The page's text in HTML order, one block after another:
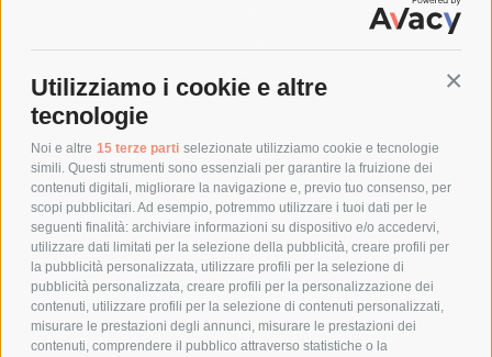
Utilizziamo i cookie e altre
tecnologie
Noi e altre 15 terze parti selezionate utilizziamo cookie e tecnologie
simili. Questi strumenti sono essenziali per garantire la fruizione dei
contenuti digitali, migliorare la navigazione e, previo tuo consenso, per
scopi pubblicitari. Ad esempio, potremmo utilizzare i tuoi dati per le
seguenti finalità: archiviare informazioni su dispositivo e/o accedervi,
utilizzare dati limitati per la selezione della pubblicità, creare profili per
la pubblicità personalizzata, utilizzare profili per la selezione di
pubblicità personalizzata, creare profili per la personalizzazione dei
contenuti, utilizzare profili per la selezione di contenuti personalizzati,
misurare le prestazioni degli annunci, misurare le prestazioni dei
contenuti, comprendere il pubblico attraverso statistiche o la
POLICY
PRIVACY POLICY
COOKIE POLICY
PAGAMENTI SICURI
AZIENDA